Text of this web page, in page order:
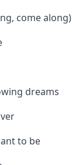
come along)
dreams
to be